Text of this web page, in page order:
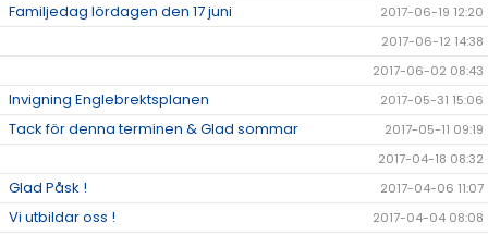
Familjedag lördagen den 17 juni
2017-06-19 12:20
2017-06-12 14:38
2017-06-02 08:43
Invigning Englebrektsplanen 2017-05-31 15:06
Tack för denna terminen & Glad sommar
2017-05-11 09:19
2017-04-18 08:32
Glad Påsk ! 2017-04-06 11:07
Vi utbildar oss ! 2017-04-04 08:08